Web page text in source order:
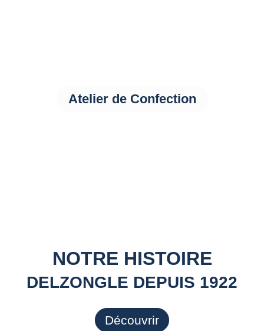
Atelier de Confection
NOTRE HISTOIRE
DELZONGLE DEPUIS 1922
Découvrir